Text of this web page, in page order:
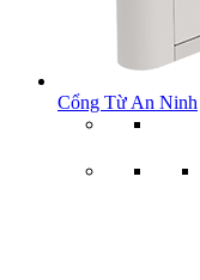
Cổng Từ An Ninh